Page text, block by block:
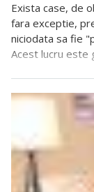
Exista case, de
fara exceptie,
niciodata sa fie
Acest lucru este